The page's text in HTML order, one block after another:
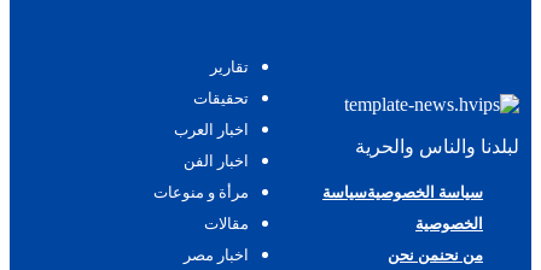
لبلدنا والناس والحرية
سياسة الخصوصيةسياسة
الخصوصية
من نحنمن نحن
تقارير
تحقيقات
اخبار العرب
اخبار الفن
مرأة و منوعات
مقالات
اخبار مصر